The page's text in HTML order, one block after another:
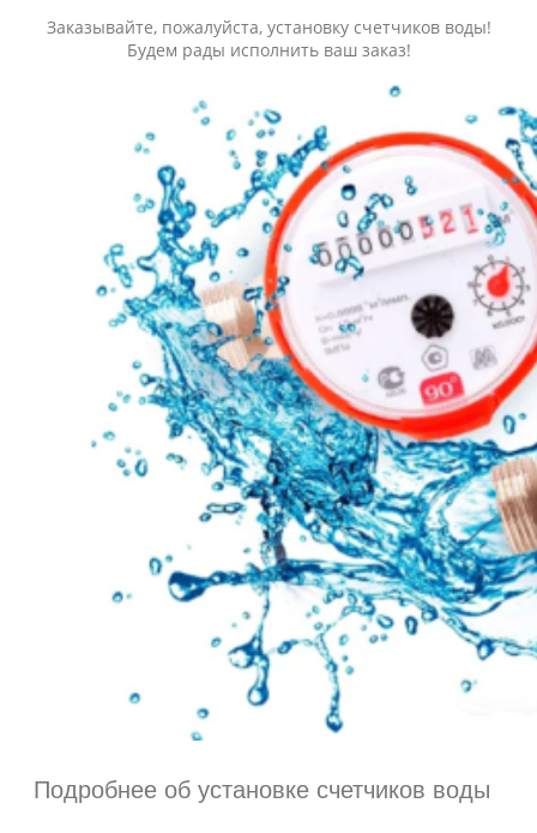
Заказывайте, пожалуйста, установку счетчиков воды!
Будем рады исполнить ваш заказ!
Подробнее об установке счетчиков воды